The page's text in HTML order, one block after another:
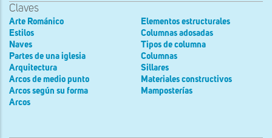
Claves
Arte Románico
Estilos
Naves
Partes de una iglesia
Arquitectura
Arcos de medio punto
Arcos según su forma
Arcos
Elementos estructurales
Columnas adosadas
Tipos de columna
Columnas
Sillares
Materiales constructivos
Mamposterías